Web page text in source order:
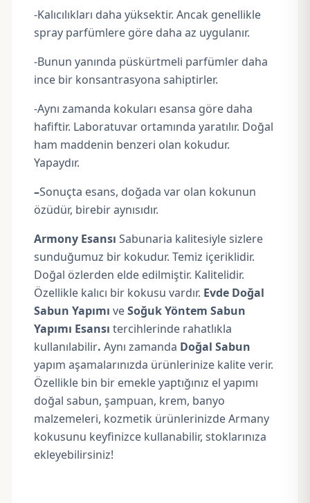
-Kalıcılıkları daha yüksektir. Ancak genellikle
spray parfümlere göre daha az uygulanır.
-Bunun yanında püskürtmeli parfümler daha
ince bir konsantrasyona sahiptirler.
-Aynı zamanda kokuları esansa göre daha
hafiftir. Laboratuvar ortamında yaratılır. Doğal
ham maddenin benzeri olan kokudur.
Yapaydır.
–Sonuçta esans, doğada var olan kokunun
özüdür, birebir aynısıdır.
Armony Esansı Sabunaria kalitesiyle sizlere
sunduğumuz bir kokudur. Temiz içeriklidir.
Doğal özlerden elde edilmiştir. Kalitelidir.
Özellikle kalıcı bir kokusu vardır. Evde Doğal
Sabun Yapımı veSoğuk Yöntem Sabun
Yapımı Esansı tercihlerinde rahatlıkla
kullanılabilir. Aynı zamanda Doğal Sabun
yapım aşamalarınızda ürünlerinize kalite verir.
Özellikle bin bir emekle yaptığınız el yapımı
doğal sabun, şampuan, krem, banyo
malzemeleri, kozmetik ürünlerinizde Armany
kokusunu keyfinizce kullanabilir, stoklarınıza
ekleyebilirsiniz!